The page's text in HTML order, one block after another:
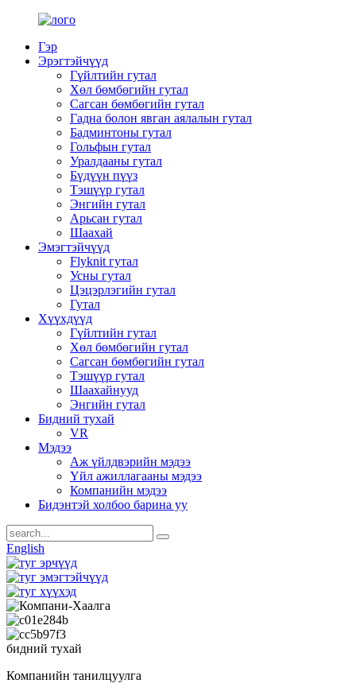
Гэр
Эрэгтэйчүүд
Гүйлтийн гутал
Хөл бөмбөгийн гутал
Сагсан бөмбөгийн гутал
Гадна болон явган аялалын гутал
Бадминтоны гутал
Гольфын гутал
Уралдааны гутал
Бүдүүн пүүз
Тэшүүр гутал
Энгийн гутал
Арьсан гутал
Шаахай
Эмэгтэйчүүд
Flyknit гутал
Усны гутал
Цэцэрлэгийн гутал
Гутал
Хүүхдүүд
Гүйлтийн гутал
Хөл бөмбөгийн гутал
Сагсан бөмбөгийн гутал
Тэшүүр гутал
Шаахайнууд
Энгийн гутал
Бидний тухай
VR
Мэдээ
Аж үйлдвэрийн мэдээ
Үйл ажиллагааны мэдээ
Компанийн мэдээ
Бидэнтэй холбоо барина уу
English
бидний тухай
Компанийн танилцуулга